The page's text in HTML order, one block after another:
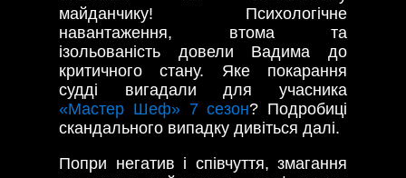
майданчику! Психологічне
навантаження, втома та
ізольованість довели Вадима до
критичного стану. Яке покарання
судді вигадали для учасника
«Мастер Шеф» 7 сезон? Подробиці
скандального випадку дивіться далі.
Попри негатив і співчуття, змагання